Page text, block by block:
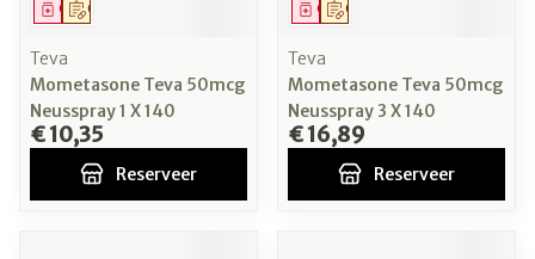
Op voorschrift
Geneesmiddel
Teva
Mometasone Teva 50mcg
Neusspray 1 X 140
€ 10,35
Reserveer
Op voorschrift
Geneesmiddel
Teva
Mometasone Teva 50mcg
Neusspray 3 X 140
€ 16,89
Reserveer